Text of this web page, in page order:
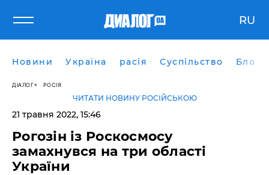
RU
Новини Україна расія Суспільство Блоги
ДІАЛОГ РОСІЯ
ЧИТАТИ НОВИНУ РОСІЙСЬКОЮ
21 травня 2022, 15:46
Рогозін із Роскосмосу
замахнувся на три області
України